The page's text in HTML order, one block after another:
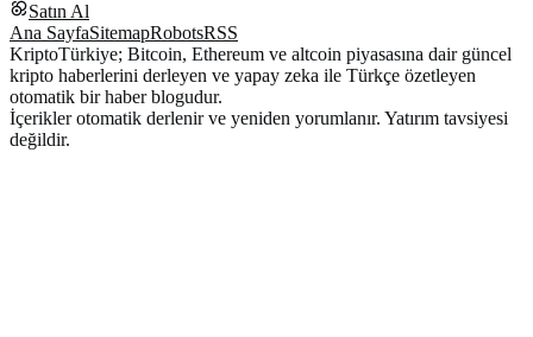
Satın Al
Ana SayfaSitemapRobotsRSS
KriptoTürkiye; Bitcoin, Ethereum ve altcoin piyasasına dair güncel
kripto haberlerini derleyen ve yapay zeka ile Türkçe özetleyen
otomatik bir haber blogudur.
İçerikler otomatik derlenir ve yeniden yorumlanır. Yatırım tavsiyesi
değildir.